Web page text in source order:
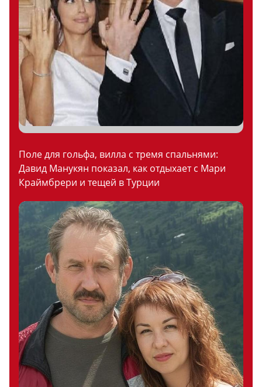
Поле для гольфа, вилла с тремя спальнями:
Давид Манукян показал, как отдыхает с Мари
Краймбрери и тещей в Турции